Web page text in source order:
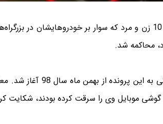
پسر جوان که با حمله به 10 زن و مرد که سوار بر
محاکمه شد.
به گزارش «ایران»؛